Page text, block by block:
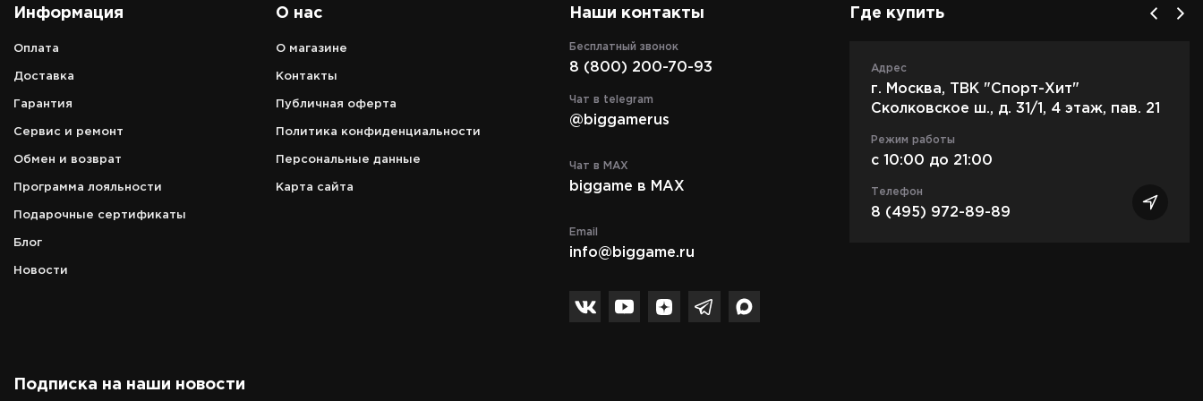
Информация
Оплата
Доставка
Гарантия
Сервис и ремонт
Обмен и возврат
Программа лояльности
Подарочные сертификаты
Блог
Новости
О нас
О магазине
Контакты
Публичная оферта
Политика конфиденциальности
Персональные данные
Карта сайта
Наши контакты
Бесплатный звонок
8 (800) 200-70-93
Чат в telegram
@biggamerus
Чат в MAX
biggame в MAX
Email
info@biggame.ru
Где купить
этаж.
Кабельная, д. 2, стр. 1, уровень 5
Телефон
8 (495) 972-89-89
д. 63Б, этаж 2, пав. Д17
c 10:00 до 21:00
Адрес
г. Москва, ТВК "Спорт-Хит"
Сколковское ш., д. 31/1, 4 этаж, пав. 21
Режим работы
c 10:00 до 21:00
Телефон
8 (495) 972-89-89
Подписка на наши новости